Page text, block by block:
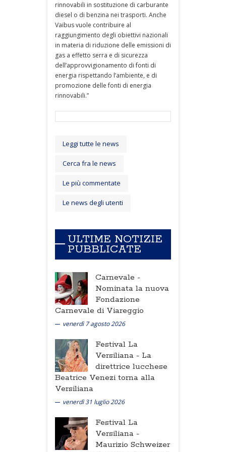
rinnovabili in sostituzione di carburante
diesel o di benzina nei trasporti. Anche
Vaibus vuole contribuire al
raggiungimento degli obiettivi nazionali
in materia di riduzione delle emissioni di
gas a effetto serra e di sicurezza
dell’approvvigionamento di fonti di
energia rispettando l’ambiente, e di
promozione delle fonti di energia
rinnovabili.”
Leggi tutte le news
Cerca fra le news
Le più commentate
Le news degli utenti
ULTIME NOTIZIE
PUBBLICATE
Carnevale -
Nominata la nuova
Fondazione
Carnevale di Viareggio
venerdì 7 agosto 2026
Festival La
Versiliana - La
direttrice lucchese
Beatrice Venezi torna alla
Versiliana
venerdì 31 luglio 2026
Festival La
Versiliana -
Maurizio Schweizer